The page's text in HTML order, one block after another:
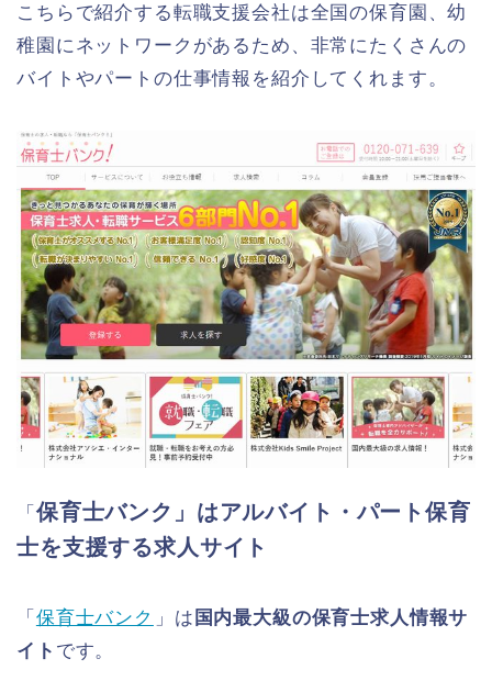
こちらで紹介する転職支援会社は全国の保育園、幼
稚園にネットワークがあるため、非常にたくさんの
バイトやパートの仕事情報を紹介してくれます。
「 保育士バンク」はアルバイト・パート保育
士を支援する求人サイト
「 保育士バンク 」は 国内最大級の保育士求人情報サ
イト です。